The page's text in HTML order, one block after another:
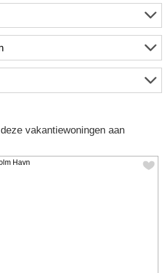
vakantiewoningen aan